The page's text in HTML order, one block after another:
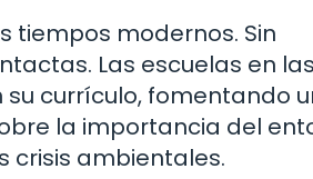
tiempos modernos. Sin
Las escuelas en las
currículo, fomentando
la importancia del
crisis ambientales.